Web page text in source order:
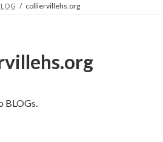
colliervillehs.org
BLOGs.